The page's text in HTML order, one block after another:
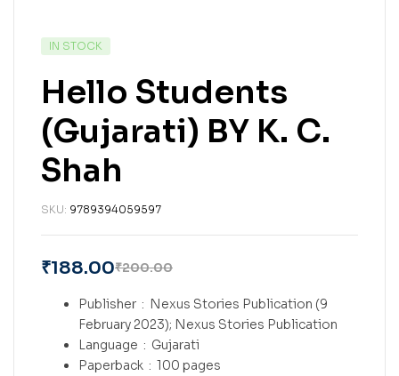
IN STOCK
Hello Students
(Gujarati) BY K. C.
Shah
SKU: 9789394059597
₹200.00
₹188.00
Publisher ‏ : ‎ Nexus Stories Publication (9
February 2023); Nexus Stories Publication
Language ‏ : ‎ Gujarati
Paperback ‏ : ‎ 100 pages